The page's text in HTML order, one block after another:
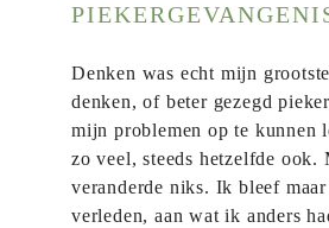
Denken was echt mijn
denken, of beter gezegd
mijn problemen op te kunnen
zo veel, steeds hetzelfde ook.
veranderde niks. Ik bleef
verleden, aan wat ik anders